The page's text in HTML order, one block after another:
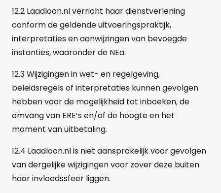
12.2 Laadloon.nl verricht haar dienstverlening
conform de geldende uitvoeringspraktijk,
interpretaties en aanwijzingen van bevoegde
instanties, waaronder de NEa.
12.3 Wijzigingen in wet- en regelgeving,
beleidsregels of interpretaties kunnen gevolgen
hebben voor de mogelijkheid tot inboeken, de
omvang van ERE’s en/of de hoogte en het
moment van uitbetaling.
12.4 Laadloon.nl is niet aansprakelijk voor gevolgen
van dergelijke wijzigingen voor zover deze buiten
haar invloedssfeer liggen.